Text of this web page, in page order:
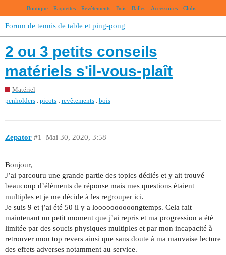
Boutique Raquettes Revêtements Bois Balles Accessoires Clubs
Forum de tennis de table et ping-pong
2 ou 3 petits conseils
matériels s'il-vous-plaît
Matériel
penholders ,picots revêtements bois
Zepator Mai 30, 2020, 3:58
#1
Bonjour,
J’ai parcouru une grande partie des topics dédiés et y ait trouvé
beaucoup d’éléments de réponse mais mes questions étaient
multiples et je me décide à les regrouper ici.
Je suis 9 et j’ai été 50 il y a loooooooooongtemps. Cela fait
maintenant un petit moment que j’ai repris et ma progression a été
limitée par des soucis physiques multiples et par mon incapacité à
retrouver mon top revers ainsi que sans doute à ma mauvaise lecture
des effets adverses notamment au service.